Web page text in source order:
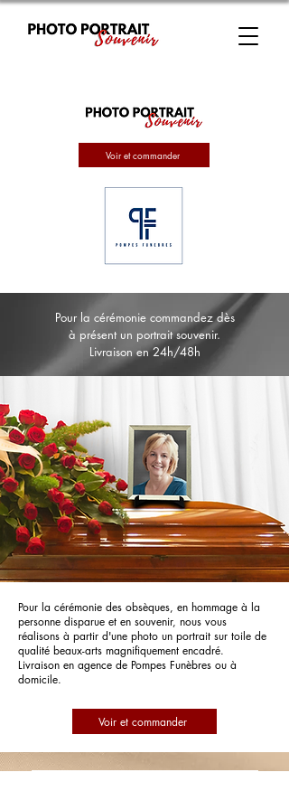
Voir et commander
Pour la cérémonie commandez dès
à présent un portrait souvenir.
Livraison en 24h/48h
Pour la cérémonie des obsèques, en hommage à la
personne disparue et en souvenir, nous vous
réalisons à partir d'une photo un portrait sur toile de
qualité beaux-arts magnifiquement encadré.
Livraison en agence de Pompes Funèbres ou à
domicile.
Voir et commander